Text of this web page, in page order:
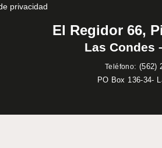
privacidad
El Regidor 66,
Las Condes
Teléfono: (562)
PO Box 136-34-